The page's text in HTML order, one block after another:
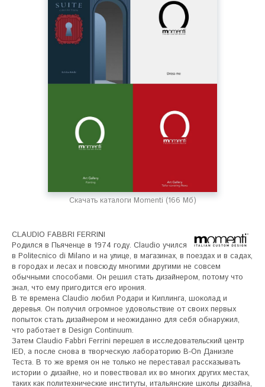
Скачать каталоги Momenti (166 Мб)
CLAUDIO FABBRI FERRINI
Родился в Пьяченце в 1974 году. Claudio учился
в Politecnico di Milano и на улице, в магазинах, в поездах и в садах,
в городах и лесах и повсюду многими другими не совсем
обычными способами. Он решил стать дизайнером, потому что
знал, что ему пригодится его ирония.
В те времена Claudio любил Родари и Киплинга, шоколад и
деревья. Он получил огромное удовольствие от своих первых
попыток стать дизайнером и неожиданно для себя обнаружил,
что работает в Design Continuum.
Затем Claudio Fabbri Ferrini перешел в исследовательский центр
IED, а после снова в творческую лабораторию B-On Даниэле
Теста. В то же время он не только не переставал рассказывать
истории о дизайне, но и повествовал их во многих других местах,
таких как политехнические институты, итальянские школы дизайна,